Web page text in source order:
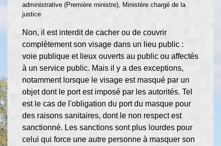
administrative (Première ministre), Ministère chargé de la
justice
Non, il est interdit de cacher ou de couvrir
complètement son visage dans un lieu public :
voie publique et lieux ouverts au public ou affectés
à un service public. Mais il y a des exceptions,
notamment lorsque le visage est masqué par un
objet dont le port est imposé par les autorités. Tel
est le cas de l'obligation du port du masque pour
des raisons sanitaires, dont le non respect est
sanctionné. Les sanctions sont plus lourdes pour
celui qui force une autre personne à masquer son